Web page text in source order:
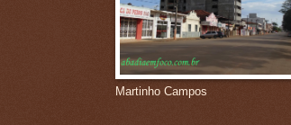
Martinho Campos